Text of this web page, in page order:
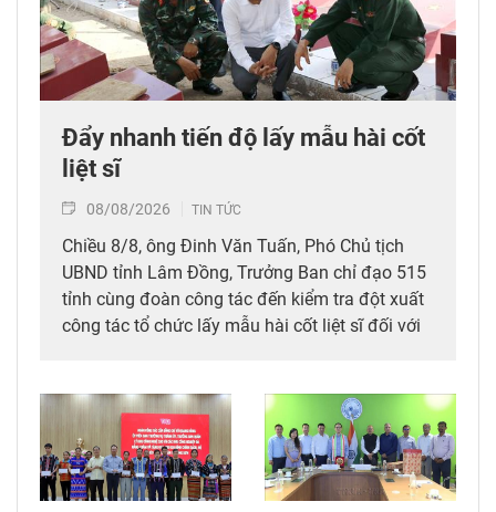
Đẩy nhanh tiến độ lấy mẫu hài cốt
liệt sĩ
08/08/2026 TIN TỨC
Chiều 8/8, ông Đinh Văn Tuấn, Phó Chủ tịch
UBND tỉnh Lâm Đồng, Trưởng Ban chỉ đạo 515
tỉnh cùng đoàn công tác đến kiểm tra đột xuất
công tác tổ chức lấy mẫu hài cốt liệt sĩ đối với
thời tặng quà cho cán bộ, chiến sĩ tham gia
công tác lấy mẫu tại đây.